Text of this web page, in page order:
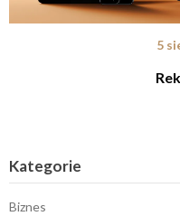
5
Kategorie
Biznes